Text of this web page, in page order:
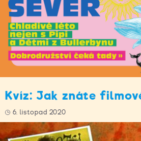
Kvíz: Jak znáte
6. listopad 2020